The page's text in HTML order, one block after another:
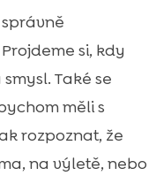
jídle: co je v
a klid po jídle
správné
si, kdy
Také se
měli s
rozpoznat, že
na výletě, nebo